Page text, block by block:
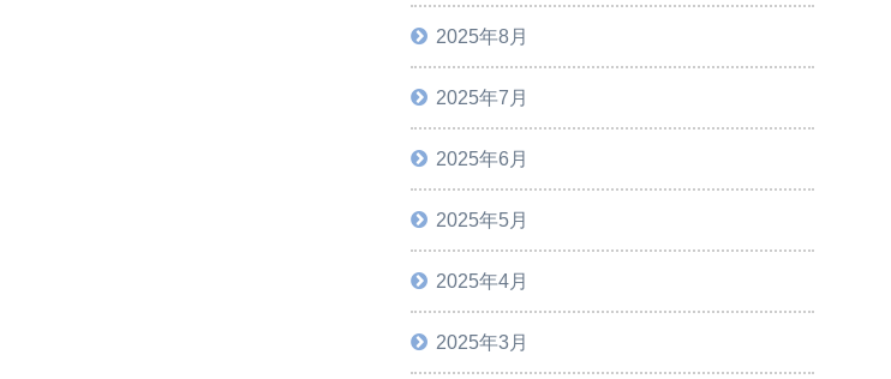
2025年8月
2025年7月
2025年6月
2025年5月
2025年4月
2025年3月